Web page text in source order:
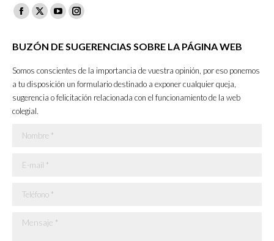
Facebook
opens
new
window
X
opens
new
window
YouTube
opens
new
window
Instagram
opens
in
new
window
BUZÓN DE SUGERENCIAS SOBRE LA PÁGINA WEB
Somos conscientes de la importancia de vuestra opinión, por eso ponemos
a tu disposición un formulario destinado a exponer cualquier queja,
sugerencia o felicitación relacionada con el funcionamiento de la web
colegial.
Nombre *
E-mail *
Teléfono *
Mensaje *